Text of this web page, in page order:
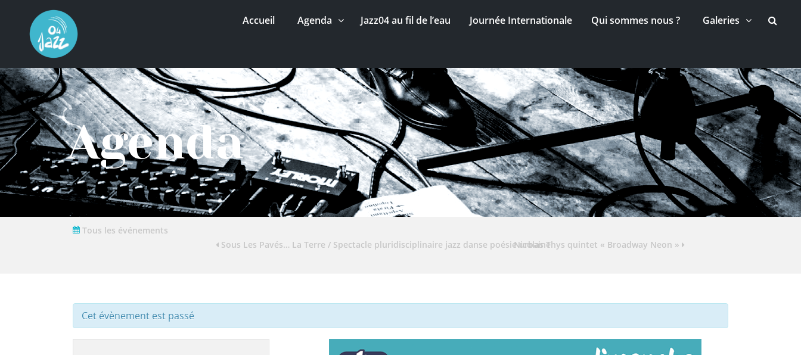
Accueil Agenda Jazz04 au fil de l’eau Journée Internationale Qui sommes nous ? Galeries
Agenda
Tous les événements
Sous Les Pavés… La Terre / Spectacle pluridisciplinaire jazz danse poésie urbaineNicolas Thys quintet « Broadway Neon »
Cet évènement est passé